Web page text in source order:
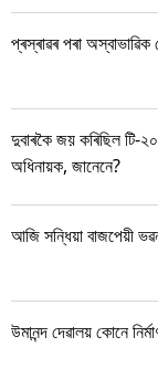
প্ৰস্ৰাৱৰ পৰা
দুবাৰকৈ জয় কৰিছিল
অধিনায়ক, জানেনে?
আজি সন্ধিয়া বাজপেয়ী
উমানন্দ দেৱালয় কোনে